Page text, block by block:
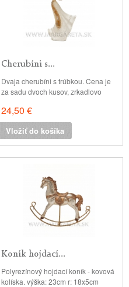
Cherubíni s...
Dvaja cherubíni s trúbkou. Cena je
za sadu dvoch kusov, zrkadlovo
24,50 €
Vložiť do košíka
Koník hojdací...
Polyrezínový hojdací koník - kovová
kolíska. výška: 23cm r: 18x5cm